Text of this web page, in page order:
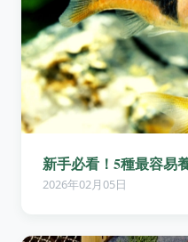
新手必看！5種最容易
2026年02月05日